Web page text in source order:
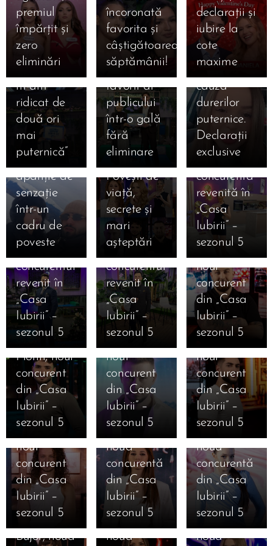
premiul
împărțit și
zero
eliminări
încoronată
favorita și
câștigătoarea
săptămânii!
declarații și
iubire la
cote
maxime
Primul ei
mesaj: „De
fiecare
dată când
am căzut,
m-am
ridicat de
două ori
mai
puternică”
Iubirii”,
Gala din
25 ianuarie
2026:
Valentin,
favorit al
publicului
într-o gală
fără
eliminare
și-a
îngrijorat
fanii. A
ajuns la
spital din
cauza
durerilor
puternice.
Declarații
exclusive
21.01.2026
Kira și
Moldo,
apariție de
senzație
într-un
cadru de
poveste
Casa
Iubirii,
sezonul 5:
Cine sunt
cei 14
concurenți
care au
intrat luni,
12 ianuarie
2026.
Povești de
viață,
secrete și
mari
așteptări
12.01.2026
Cine este
Lucia,
concurenta
revenită în
„Casa
Iubirii” –
sezonul 5
12.01.2026
Cine este
Danciu
Marius,
concurentul
revenit în
„Casa
Iubirii” –
sezonul 5
12.01.2026
Cine este
Robert
Gabriel
Mihai,
concurentul
revenit în
„Casa
Iubirii” –
sezonul 5
12.01.2026
Cine este
Ștefan
Armencea,
noul
concurent
din „Casa
Iubirii” –
sezonul 5
12.01.2026
Cine este
Valentin
Florin, noul
concurent
din „Casa
Iubirii” –
sezonul 5
12.01.2026
Cine este
Alexandru
Punga,
noul
concurent
din „Casa
Iubirii” –
sezonul 5
12.01.2026
Cine este
Iosif
Ciolan,
noul
concurent
din „Casa
Iubirii” –
sezonul 5
12.01.2026
Cine este
Mihai
Mărginean,
noul
concurent
din „Casa
Iubirii” –
sezonul 5
12.01.2026
Cine este
Alexandra
Geamănu,
noua
concurentă
din „Casa
Iubirii” –
sezonul 5
12.01.2026
Cine este
Ana
Cristiana
Bălăuca,
noua
concurentă
din „Casa
Iubirii” –
sezonul 5
12.01.2026
Cine este
Jaqueline
Beatrice
Bujor, noua
12.01.2026
Cine este
Carolina
Caramanută,
noua
12.01.2026
Cine este
Daniela
Ioana
Camelia
Nistor,
noua
11.01.2026
Mesajele
câștigătorilor
și
11.01.2026
Marea
Finală
Casa Iubirii
– Andreea
Mantea
dezvăluie
în premieră
absolută
pentru un
reality-